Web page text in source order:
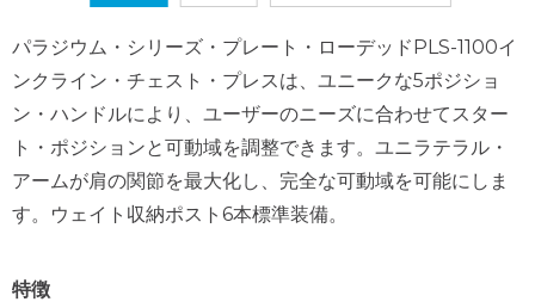
パラジウム・シリーズ・プレート・ローデッドPLS-1100イ
ンクライン・チェスト・プレスは、ユニークな5ポジショ
ン・ハンドルにより、ユーザーのニーズに合わせてスター
ト・ポジションと可動域を調整できます。ユニラテラル・
アームが肩の関節を最大化し、完全な可動域を可能にしま
す。ウェイト収納ポスト6本標準装備。
特徴